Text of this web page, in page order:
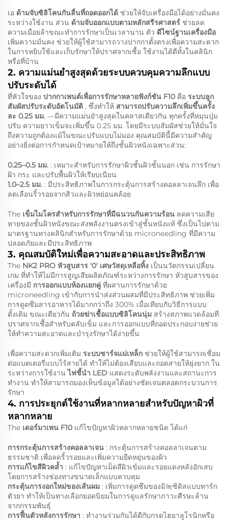
เอ ด้ามจับซิลิโคนกันลื่นที่ถอดออกได้ ช่วยให้จับเครื่องมือได้อย่างมั่นคง
ระหว่างใช้งาน ส่วน ด้ามจับออกแบบตามหลักสรีรศาสตร์ ช่วยลด
ความเมื่อยล้าขณะทำการรักษาเป็นเวลานาน ตัว ดีไซน์ฐานเครื่องมือ
เพิ่มความมั่นคง ช่วยให้ผู้ใช้สามารถวางปากกาตั้งตรงเพื่อความสะดวก
ในการหยิบใช้และเก็บรักษาให้ปราศจากเชื้อ ใช้งานได้ดีทั้งในคลินิก
หรือที่บ้าน
2. ความแม่นยำสูงสุดด้วยระบบควบคุมความลึกแบบ
ปรับระดับได้
ที่หัวใจของ ปากกาเพนต์เพื่อการรักษาหลายฟังก์ชัน F10 คือ ระบบลูก
สัมผัสปรับระดับอัตโนมัติ , ซึ่งทำให้ สามารถปรับความลึกเพิ่มขึ้นครั้ง
ละ 0.25 มม. —มีความแม่นยำสูงสุดในคลาสเดียวกัน ทุกครั้งที่หมุนปุ่ม
ปรับ ความยาวเข็มจะเพิ่มขึ้น 0.25 มม. โดยมีระบบสัมผัสช่วยให้มั่นใจ
ถึงความถูกต้องแม้ในขณะปรับแบบไม่มอง คุณสมบัตินี้มีความสำคัญ
อย่างยิ่งต่อการกำหนดเป้าหมายให้ถึงชั้นผิวหนังเฉพาะส่วน:
0.25–0.5 มม. : เหมาะสำหรับการรักษาผิวชั้นผิวชั้นนอก เช่น การรักษา
ฝ้า กระ และปรับพื้นผิวให้เรียบเนียน
1.0–2.5 มม. : มีประสิทธิภาพในการกระตุ้นการสร้างคอลลาเจนลึก เพื่อ
ลดเลือนริ้วรอยจากสิวและผิวหย่อนคล้อย
The เข็มไมโครสำหรับการรักษาที่มีฉนวนกันความร้อน ลดความเสีย
หายของชั้นผิวหนังขณะส่งพลังงานตรงเข้าสู่ชั้นหนังแท้ ซึ่งเป็นไปตาม
มาตรฐานทางคลินิกสำหรับการรักษาด้วย microneedling ที่มีความ
ปลอดภัยและมีประสิทธิภาพ
3. คุณสมบัติใหม่เพื่อความสะอาดและประสิทธิภาพ
The NK2 PRO หัวสูบสาร '0' เศษวัสดุเหลือทิ้ง เป็นนวัตกรรมเปลี่ยน
เกม ที่ทำให้ไม่มีการสูญเสียผลิตภัณฑ์ระหว่างการรักษา หัวสูบสารของ
เครื่องมี การออกแบบห้องแยกคู่ ที่ผสานการรักษาด้วย
microneedling เข้ากับการนำส่งส่วนผสมที่มีประสิทธิภาพ ช่วยเพิ่ม
การดูดซึมสารอาหารได้มากกว่าถึง 300% เมื่อเทียบกับวิธีการแบบ
ดั้งเดิม ขณะเดียวกัน ถ้วยฆ่าเชื้อแบบซิลิโคนนุ่ม สร้างสภาพแวดล้อมที่
ปราศจากเชื้อสำหรับตลับเข็ม และการออกแบบที่ถอดประกอบง่ายช่วย
ให้ทำความสะอาดและบำรุงรักษาได้ง่ายขึ้น
เพื่อความสะดวกเพิ่มเติม ระบบชาร์จแม่เหล็ก ช่วยให้ผู้ใช้สามารถเชื่อม
ต่อแบตเตอรี่แบบไร้สายได้ ทำให้ไม่ต้องเสียบและถอดสายให้ยุ่งยาก ใน
ระหว่างการใช้งานไฟชี้นำ LED แสดงระดับพลังงานและสถานะการ
ทำงาน ทำให้สามารถมองเห็นข้อมูลได้อย่างชัดเจนตลอดกระบวนการ
รักษา
4. การประยุกต์ใช้งานที่หลากหลายสำหรับปัญหาผิวที่
หลากหลาย
The เดอร์มาเพน F10 แก้ไขปัญหาผิวหลากหลายชนิด ได้แก่
การกระตุ้นการสร้างคอลลาเจน : กระตุ้นการสร้างคอลลาเจนตาม
ธรรมชาติ เพื่อลดริ้วรอยและเพิ่มความยืดหยุ่นของผิว
การแก้ไขสีผิวคล้ำ : แก้ไขปัญหาเม็ดสีผิวเข้มและรอยแดงหลังอักเสบ
โดยการสร้างช่องทางขนาดเล็กแบบควบคุม
กระตุ้นการงอกใหม่ของเส้นผม : เพิ่มการดูดซึมของมิ녹ซิดิลแบบทาร์ก
ตัวยา ทำให้เป็นทางเลือกยอดนิยมในการดูแลรักษาภาวะศีรษะล้าน
จากกรรมพันธุ์
การฟื้นตัวหลังการรักษา : ทำงานร่วมกันได้ดีกับกรดไฮยาลูโรนิกหรือ